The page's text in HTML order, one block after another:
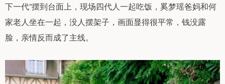
下一代”摆到台面上，现场四代人一起吃饭，奚梦瑶爸妈和何
家老人坐在一起，没人摆架子，画面显得很平常，钱没露
脸，亲情反而成了主线。